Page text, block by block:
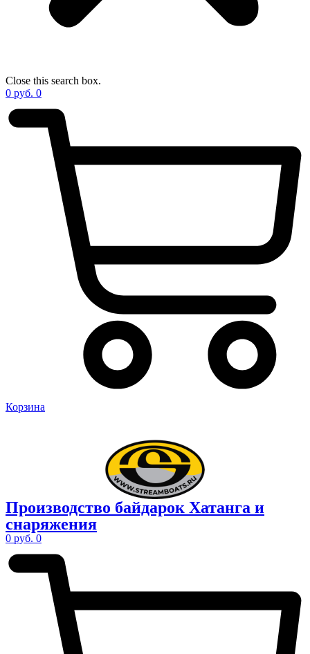
Close this search box.
0 руб. 0
Корзина
Производство байдарок Хатанга и
снаряжения
0 руб. 0